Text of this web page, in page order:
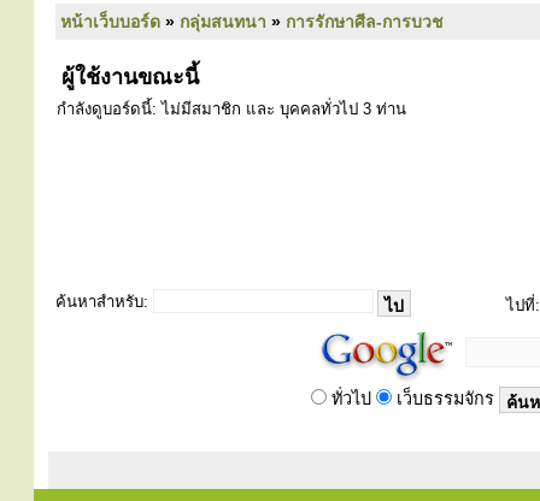
หน้าเว็บบอร์ด » กลุ่มสนทนา » การรักษาศีล-การบวช
ผู้ใช้งานขณะนี้
กำลังดูบอร์ดนี้: ไม่มีสมาชิก และ บุคคลทั่วไป 3 ท่าน
ค้นหาสำหรับ: ไปที่:
ทั่วไป เว็บธรรมจักร